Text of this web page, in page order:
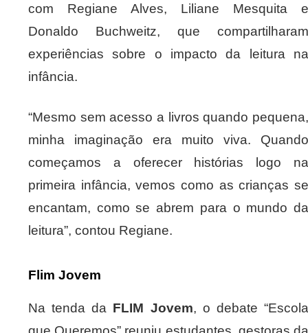
com Regiane Alves, Liliane Mesquita e
Donaldo Buchweitz, que compartilharam
experiências sobre o impacto da leitura na
infância.
“Mesmo sem acesso a livros quando pequena,
minha imaginação era muito viva. Quando
começamos a oferecer histórias logo na
primeira infância, vemos como as crianças se
encantam, como se abrem para o mundo da
leitura”, contou Regiane.
Flim Jovem
Na tenda da FLIM Jovem, o debate